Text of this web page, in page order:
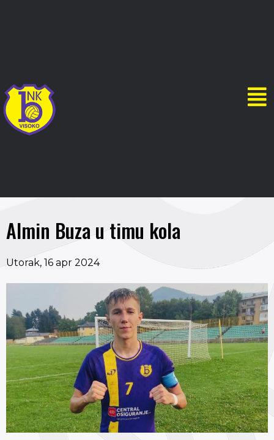
Almin Buza u timu kola
Utorak, 16 apr 2024